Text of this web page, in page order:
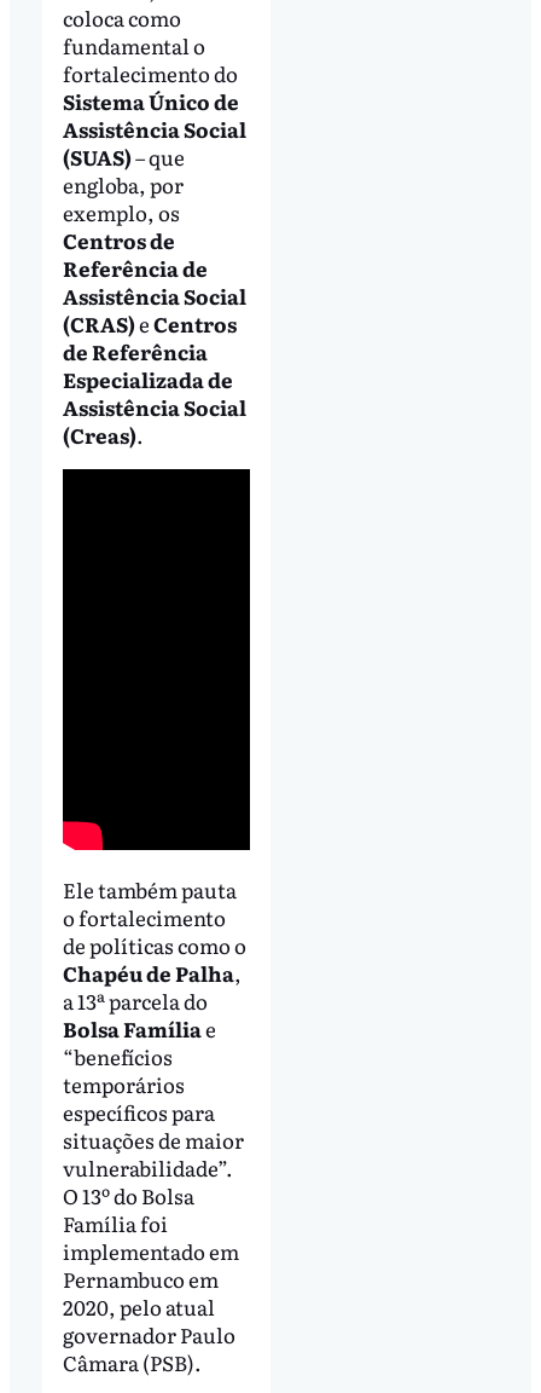
coloca como
fundamental o
fortalecimento do
Sistema Único de
Assistência Social
(SUAS)– que
engloba, por
exemplo, os
Centros de
Referência de
Assistência Social
(CRAS)eCentros
de Referência
Especializada de
Assistência Social
(Creas).
Ele também pauta
o fortalecimento
de políticas como o
Chapéu de Palha,
a 13ª parcela do
Bolsa Famíliae
“benefícios
temporários
específicos para
situações de maior
vulnerabilidade”.
O 13º do Bolsa
Família foi
implementado em
Pernambuco em
2020, pelo atual
governador Paulo
Câmara (PSB).